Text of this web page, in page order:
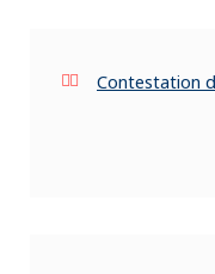
Contestation